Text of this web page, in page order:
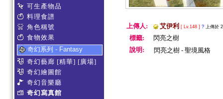
可生產物品
料理食譜
角色稱號
食物效果
奇幻系列 - Fantasy
奇幻藝廊 [精華] [廣場]
奇幻繪圖館
奇幻音樂廳
奇幻寫真館
上傳人: 艾伊利 [ Lv.148 ] ? 上傳於
標籤:
閃亮之樹
說明:
閃亮之樹 - 聖境風格